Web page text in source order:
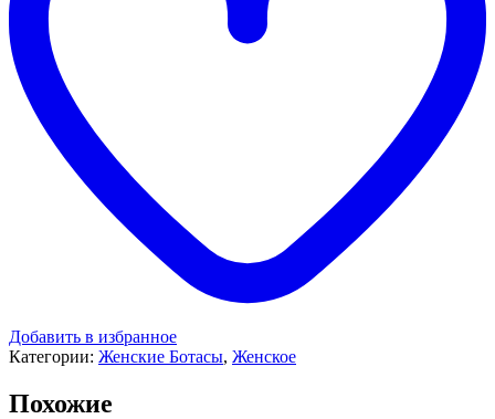
Добавить в избранное
Категории: Женские Ботасы, Женское
Похожие